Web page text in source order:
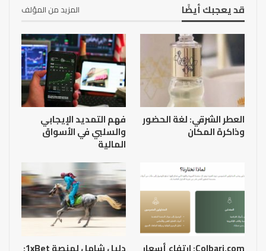
قد يعجبك أيضًا المزيد من المؤلف
العطر الشرقي: لغة الحضور
وذاكرة المكان
فهم التمديد الإيجابي
والسلبي في الأسواق
المالية